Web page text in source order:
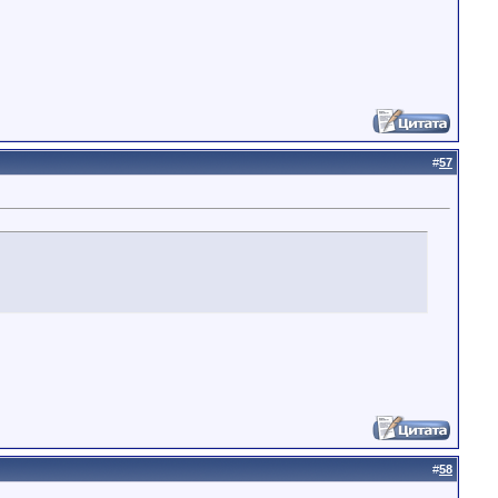
#57
#58